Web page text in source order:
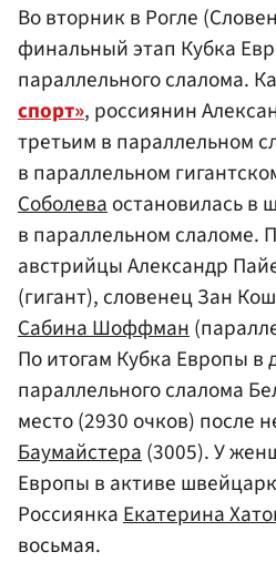
Во вторник в Рогле
финальный этап Кубка
параллельного слалома.
спорт», россиянин
третьим в параллельном
в параллельном
Соболеваостановилась в
в параллельном слаломе.
австрийцы Александр
(гигант), словенец Зан
Сабина Шоффман
По итогам Кубка Европы в
параллельного слалома
место (2930 очков) после
Баумайстера(3005). У
Европы в активе
РоссиянкаЕкатерина
восьмая.